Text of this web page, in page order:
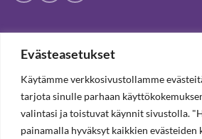
Evästeasetukset
Käytämme verkkosivustollamme
tarjota sinulle parhaan
valintasi ja toistuvat käynnit sivustolla.
painamalla hyväksyt kaikkien evästeiden
Suljettu pysyvästi 19.7.2025 alkaen
TILAA UUTISKIRJE, SAAT 20%